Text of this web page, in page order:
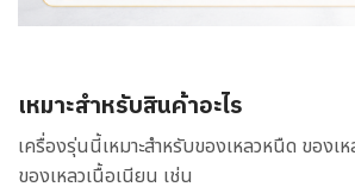
เหมาะสำหรับสินค้าอะไร
เครื่องรุ่นนี้เหมาะสำหรับของเหลวหนืด ของเ
ของเหลวเนื้อเนียน เช่น